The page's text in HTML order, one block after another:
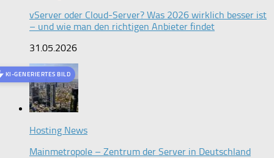
vServer oder Cloud-Server? Was 2026 wirklich besser ist
– und wie man den richtigen Anbieter findet
31.05.2026
KI-GENERIERTES BILD
Hosting News
Mainmetropole – Zentrum der Server in Deutschland